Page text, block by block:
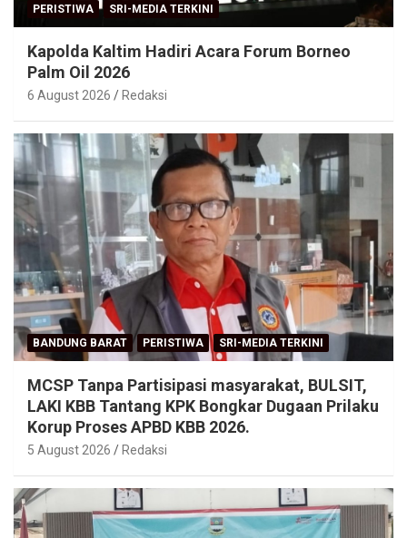
PERISTIWA SRI-MEDIA TERKINI
Kapolda Kaltim Hadiri Acara Forum Borneo
Palm Oil 2026
6 August 2026 Redaksi
BANDUNG BARAT PERISTIWA SRI-MEDIA TERKINI
MCSP Tanpa Partisipasi masyarakat, BULSIT,
LAKI KBB Tantang KPK Bongkar Dugaan Prilaku
Korup Proses APBD KBB 2026.
5 August 2026 Redaksi